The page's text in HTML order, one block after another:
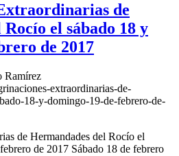
de
el sábado 18 y
de 2017
Ramírez
extraordinarias-de-
18-y-domingo-19-de-febrero-de-
de Hermandades del Rocío el
de 2017 Sábado 18 de febrero